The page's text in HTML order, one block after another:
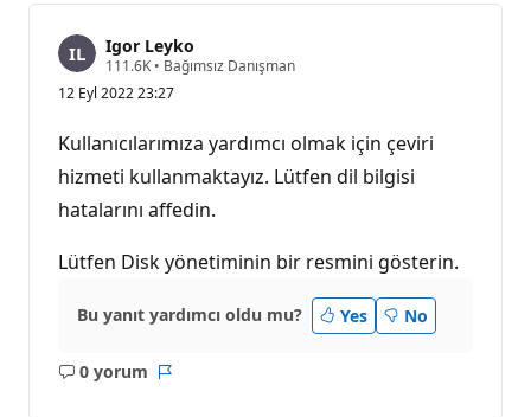
Igor Leyko
111.6K S
y
ı
n
l
ı
k
a
• Bağımsız Danışman
12 Eyl 2022 23:27
Kullanıcılarımıza yardımcı olmak için çeviri
hizmeti kullanmaktayız. Lütfen dil bilgisi
hatalarını affedin.
Lütfen Disk yönetiminin bir resmini gösterin.
Bu yanıt yardımcı oldu mu? Yes No
0 yorum
Açıklama